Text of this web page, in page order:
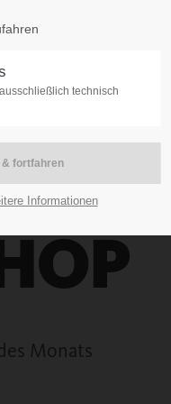
Monats
technisch
Informationen